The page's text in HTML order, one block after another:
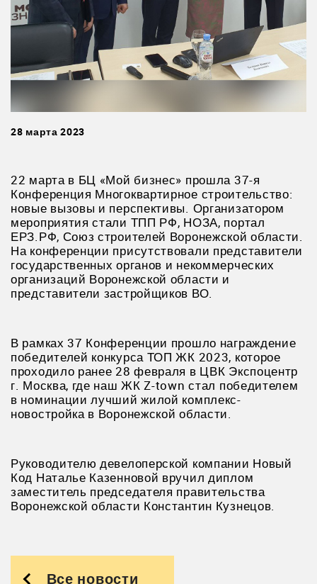
28 марта 2023
22 марта в БЦ «Мой бизнес» прошла 37-я
Конференция Многоквартирное строительство:
новые вызовы и перспективы. Организатором
мероприятия стали ТПП РФ, НОЗА, портал
ЕРЗ.РФ, Союз строителей Воронежской области.
На конференции присутствовали представители
государственных органов и некоммерческих
организаций Воронежской области и
представители застройщиков ВО.
В рамках 37 Конференции прошло награждение
победителей конкурса ТОП ЖК 2023, которое
проходило ранее 28 февраля в ЦВК Экспоцентр
г. Москва, где наш ЖК Z-town стал победителем
в номинации лучший жилой комплекс-
новостройка в Воронежской области.
Руководителю девелоперской компании Новый
Код Наталье Казенновой вручил диплом
заместитель председателя правительства
Воронежской области Константин Кузнецов.
Все новости